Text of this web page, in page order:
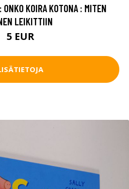
KOIRA KOTONA : MITEN
LEIKITTIIN
5 EUR